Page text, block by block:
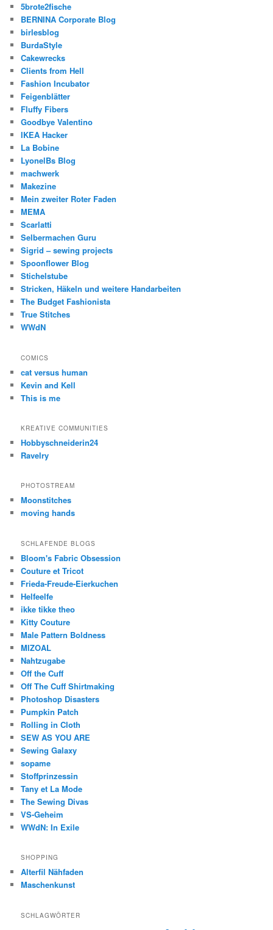
5brote2fische
BERNINA Corporate Blog
birlesblog
BurdaStyle
Cakewrecks
Clients from Hell
Fashion Incubator
Feigenblätter
Fluffy Fibers
Goodbye Valentino
IKEA Hacker
La Bobine
LyonelBs Blog
machwerk
Makezine
Mein zweiter Roter Faden
MEMA
Scarlatti
Selbermachen Guru
Sigrid – sewing projects
Spoonflower Blog
Stichelstube
Stricken, Häkeln und weitere Handarbeiten
The Budget Fashionista
True Stitches
WWdN
COMICS
cat versus human
Kevin and Kell
This is me
KREATIVE COMMUNITIES
Hobbyschneiderin24
Ravelry
PHOTOSTREAM
Moonstitches
moving hands
SCHLAFENDE BLOGS
Bloom's Fabric Obsession
Couture et Tricot
Frieda-Freude-Eierkuchen
Helfeelfe
ikke tikke theo
Kitty Couture
Male Pattern Boldness
MIZOAL
Nahtzugabe
Off the Cuff
Off The Cuff Shirtmaking
Photoshop Disasters
Pumpkin Patch
Rolling in Cloth
SEW AS YOU ARE
Sewing Galaxy
sopame
Stoffprinzessin
Tany et La Mode
The Sewing Divas
VS-Geheim
WWdN: In Exile
SHOPPING
Alterfil Nähfaden
Maschenkunst
SCHLAGWÖRTER